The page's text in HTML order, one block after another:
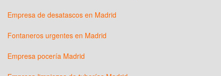
Empresa de desatascos en Madrid
Fontaneros urgentes en Madrid
Empresa pocería Madrid